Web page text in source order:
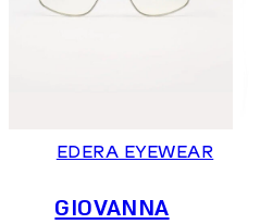
EDERA EYEWEAR
GIOVANNA